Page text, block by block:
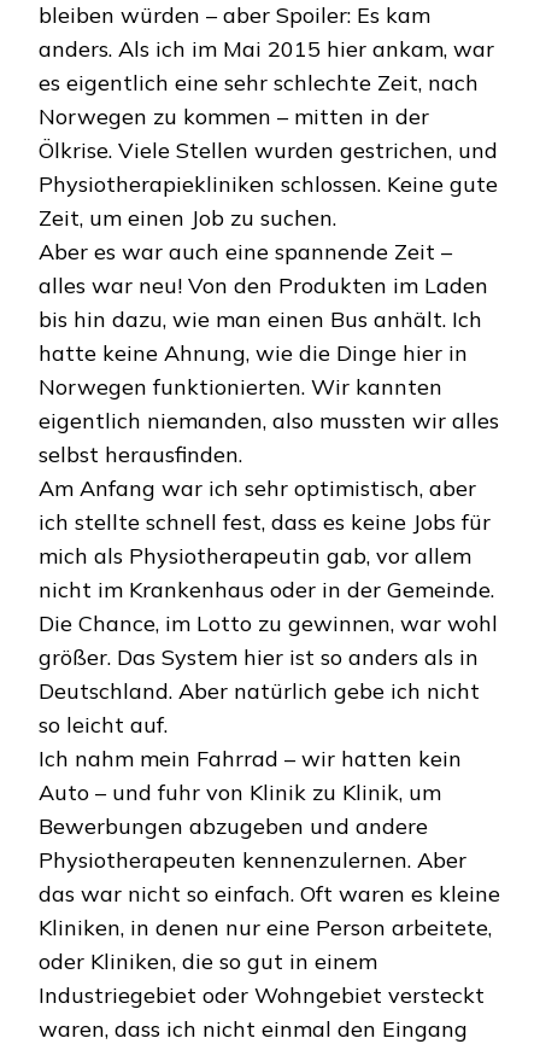
bleiben würden – aber Spoiler: Es kam
anders. Als ich im Mai 2015 hier ankam, war
es eigentlich eine sehr schlechte Zeit, nach
Norwegen zu kommen – mitten in der
Ölkrise. Viele Stellen wurden gestrichen, und
Physiotherapiekliniken schlossen. Keine gute
Zeit, um einen Job zu suchen.
Aber es war auch eine spannende Zeit –
alles war neu! Von den Produkten im Laden
bis hin dazu, wie man einen Bus anhält. Ich
hatte keine Ahnung, wie die Dinge hier in
Norwegen funktionierten. Wir kannten
eigentlich niemanden, also mussten wir alles
selbst herausfinden.
Am Anfang war ich sehr optimistisch, aber
ich stellte schnell fest, dass es keine Jobs für
mich als Physiotherapeutin gab, vor allem
nicht im Krankenhaus oder in der Gemeinde.
Die Chance, im Lotto zu gewinnen, war wohl
größer. Das System hier ist so anders als in
Deutschland. Aber natürlich gebe ich nicht
so leicht auf.
Ich nahm mein Fahrrad – wir hatten kein
Auto – und fuhr von Klinik zu Klinik, um
Bewerbungen abzugeben und andere
Physiotherapeuten kennenzulernen. Aber
das war nicht so einfach. Oft waren es kleine
Kliniken, in denen nur eine Person arbeitete,
oder Kliniken, die so gut in einem
Industriegebiet oder Wohngebiet versteckt
waren, dass ich nicht einmal den Eingang